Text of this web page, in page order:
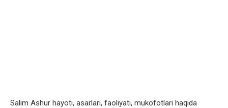
Salim Ashur hayoti, asarlari, faoliyati, mukofotlari haqida